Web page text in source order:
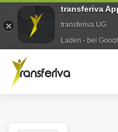
transferiva
transferiva UG
Laden - bei